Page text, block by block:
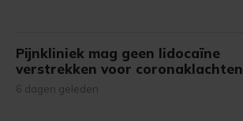
Pijnkliniek mag geen lidocaïne
verstrekken voor coronaklachten
6 dagen geleden